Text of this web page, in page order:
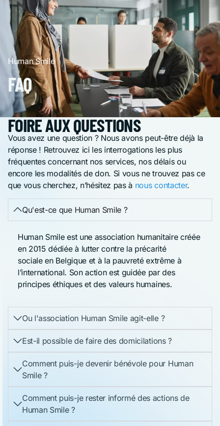
Human Smile
FAQ
FOIRE AUX QUESTIONS
Vous avez une question ? Nous avons peut-être déjà la
réponse ! Retrouvez ici les interrogations les plus
fréquentes concernant nos services, nos délais ou
encore les modalités de don. Si vous ne trouvez pas ce
que vous cherchez, n’hésitez pas à nous contacter.
Qu'est-ce que Human Smile ?
Human Smile est une association humanitaire créée
en 2015 dédiée à lutter contre la précarité
sociale en Belgique et à la pauvreté extrême à
l’international. Son action est guidée par des
principes éthiques et des valeurs humaines.
Ou l'association Human Smile agit-elle ?
Est-il possible de faire des domicilations ?
Comment puis-je devenir bénévole pour Human
Smile ?
Comment puis-je rester informé des actions de
Human Smile ?